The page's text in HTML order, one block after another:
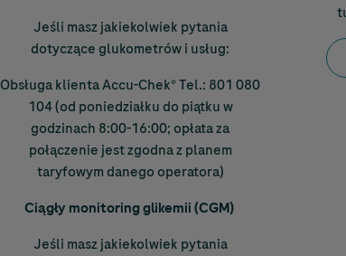
Jeśli masz jakiekolwiek pytania
dotyczące glukometrów i usług:
Obsługa klientaAccu-Chek® Tel.: 801 080
104 (od poniedziałku do piątku w
godzinach 8:00-16:00; opłata za
połączenie jest zgodna z planem
taryfowym danego operatora)
Ciągły monitoring glikemii (CGM)
Jeśli masz jakiekolwiek pytania